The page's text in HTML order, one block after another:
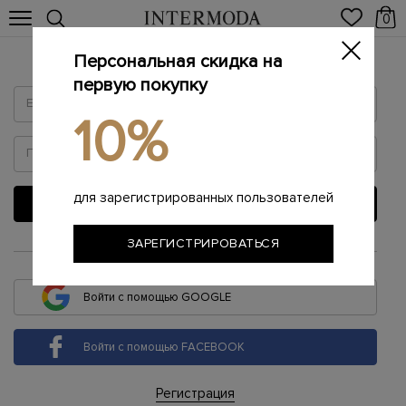
0
Войти
ВОЙТИ
или
Войти с помощью GOOGLE
Войти с помощью FACEBOOK
Регистрация
Персональная скидка на
первую покупку
10%
для зарегистрированных пользователей
ЗАРЕГИСТРИРОВАТЬСЯ